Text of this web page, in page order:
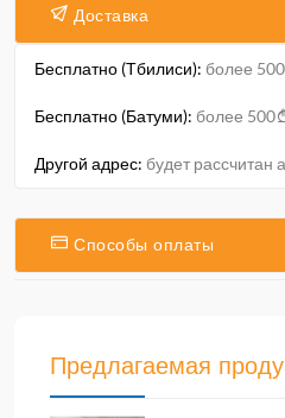
Доставка
Бесплатно (Тбилиси): более 500
Бесплатно (Батуми): более 500
Другой адрес: будет рассчитан
Способы оплаты
Предлагаемая